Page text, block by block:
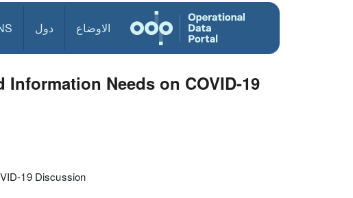
الاوضاع دول
Needs on COVID-19
19 Discussion